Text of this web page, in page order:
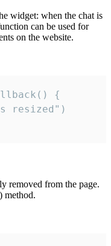
widget: when the chat is
can be used for
on the website.
{
resized")
removed from the page.
method.